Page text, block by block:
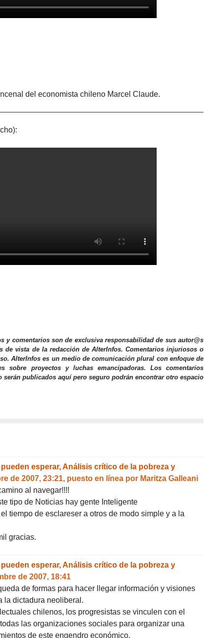
del economista chileno Marcel Claude.
y comentarios son de exclusiva responsabilidad de sus autor@s
de vista de la redacción de AlterInfos. Comentarios injuriosos o
AlterInfos es un medio de comunicación plural con enfoque de
sobre proyectos y luchas emancipadoras. Los comentarios
publicados aquí pero seguro podrán encontrar otro espacio
esperar, Análisis crítico de la pobreza y
de 2007, 23:21, puesto en línea por Maritza Galleani
al navegar!!!!
tipo de Noticias hay gente Inteligente
tiempo de esclareser a otros de modo simple y a la
gracias.
esperar, Análisis crítico de la pobreza y
de 2007, 18:41
de formas para hacer llegar información y visiones
la dictadura neoliberal.
chilenos, los progresistas se vinculen con el
las organizaciones sociales para organizar una
de este engendro económico.